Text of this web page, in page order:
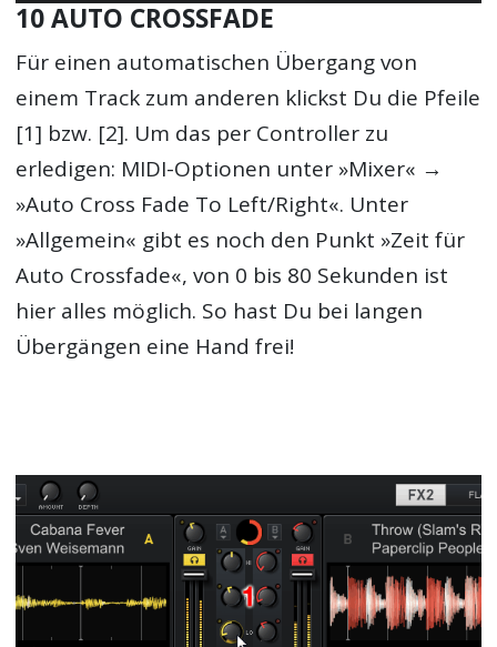
10 AUTO CROSSFADE
Für einen automatischen Übergang von
einem Track zum anderen klickst Du die Pfeile
[1] bzw. [2]. Um das per Controller zu
erledigen: MIDI-Optionen unter »Mixer« →
»Auto Cross Fade To Left/Right«. Unter
»Allgemein« gibt es noch den Punkt »Zeit für
Auto Crossfade«, von 0 bis 80 Sekunden ist
hier alles möglich. So hast Du bei langen
Übergängen eine Hand frei!